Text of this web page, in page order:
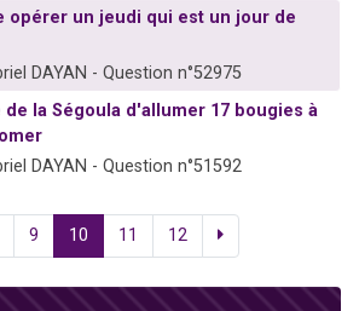
opérer un jeudi qui est un jour de
DAYAN - Question n°52975
de la Ségoula d'allumer 17 bougies à
DAYAN - Question n°51592
9 10 11 12